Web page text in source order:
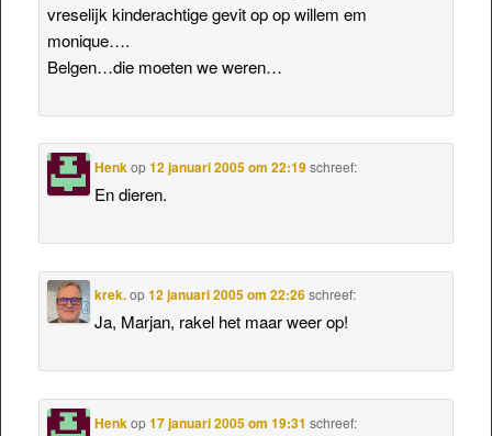
vreselijk kinderachtige gevit op op willem em
monique….
Belgen…die moeten we weren…
Henkop12 januari 2005 om 22:19 schreef:
En dieren.
krek.op12 januari 2005 om 22:26 schreef:
Ja, Marjan, rakel het maar weer op!
Henkop17 januari 2005 om 19:31 schreef: